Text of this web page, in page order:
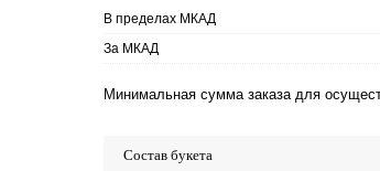
В пределах МКАД
За МКАД
Минимальная сумма заказа для
Состав букета